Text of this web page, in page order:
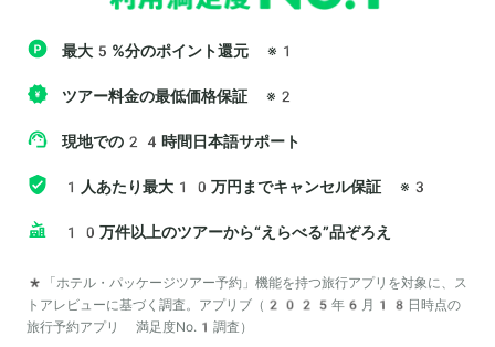
最大5%分のポイント還元 ※1
ツアー料金の最低価格保証 ※2
現地での24時間日本語サポート
1人あたり最大10万円までキャンセル保証 ※3
10万件以上のツアーから“えらべる”品ぞろえ
*「ホテル・パッケージツアー予約」機能を持つ旅行アプリを対象に、ス
トアレビューに基づく調査。アプリブ（2025年6月18日時点の
旅行予約アプリ 満足度No.1調査）